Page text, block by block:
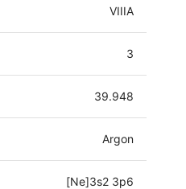
VIIIA
3
39.948
Argon
[Ne]3s2 3p6